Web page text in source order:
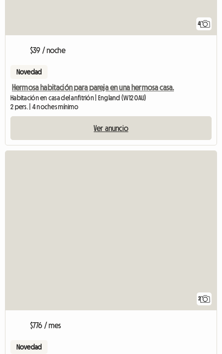
4
$39 / noche
Novedad
Hermosa habitación para pareja en una hermosa casa.
Habitación en casa del anfitrión | England (W12 0AU)
2 pers. | 4 noches mínimo
Ver anuncio
2
$776 / mes
Novedad